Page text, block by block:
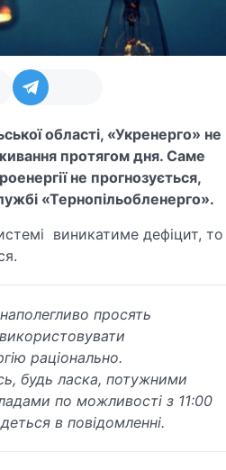
області, «Укренерго» не
протягом дня. Саме
не прогнозується,
«Тернопільобленерго».
виникатиме дефіцит, то
просять
раціонально.
будь ласка, потужними
по можливості з 11:00
в повідомленні.